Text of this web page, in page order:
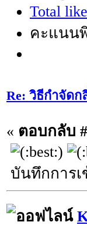
Total
คะแนน
Re: วิธีกำจัด
« ตอบกลับ
บันทึกการเ